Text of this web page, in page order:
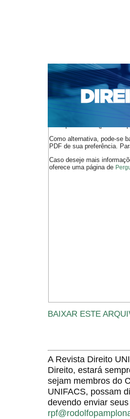
CAPA SOBRE
NOTÍCIAS
EDIÇÕES DE
Capa>n. 248 (2021) > Pinheiro
O arquivo PDF
de arquivos PDF (por
Como alternativa, pode-se
PDF de sua preferência.
Caso deseje mais
oferece uma página de
BAIXAR ESTE
A Revista Direito
Direito, estará
sejam membros do
UNIFACS, possam
devendo enviar